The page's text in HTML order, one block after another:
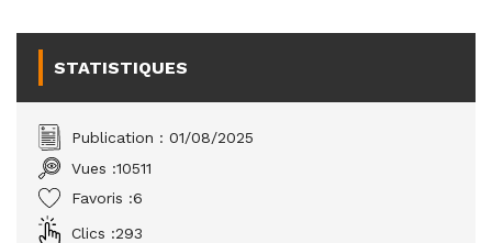
STATISTIQUES
Publication : 01/08/2025
Vues :10511
Favoris :6
Clics :293